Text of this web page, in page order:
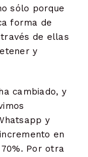
sólo porque
forma de
de ellas
y
cambiado, y
y
en
Por otra